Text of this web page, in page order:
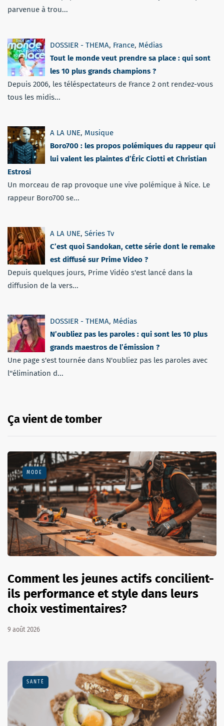
parvenue à trou...
DOSSIER - THEMA, France, Médias
Tout le monde veut prendre sa place : qui sont
les 10 plus grands champions ?
Depuis 2006, les téléspectateurs de France 2 ont rendez-vous
tous les midis...
A LA UNE, Musique
Boro700 : les propos polémiques du rappeur qui
lui valent les plaintes d’Éric Ciotti et Christian
Estrosi
Un morceau de rap provoque une vive polémique à Nice. Le
rappeur Boro700 se...
A LA UNE, Séries Tv
C’est quoi Sandokan, cette série dont le remake
est diffusé sur Prime Video ?
Depuis quelques jours, Prime Vidéo s'est lancé dans la
diffusion de la vers...
DOSSIER - THEMA, Médias
N’oubliez pas les paroles : qui sont les 10 plus
grands maestros de l’émission ?
Une page s'est tournée dans N'oubliez pas les paroles avec
l''élimination d...
Ça vient de tomber
MODE
Comment les jeunes actifs concilient-
ils performance et style dans leurs
choix vestimentaires?
9 août 2026
SANTÉ